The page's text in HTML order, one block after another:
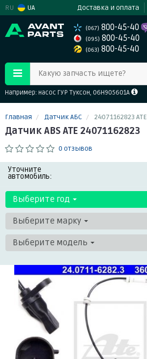
RU UA Доставка и оплата
(067) 800-45-40
(095) 800-45-40
(063) 800-45-40
Какую запчасть ищете?
Например: насос ГУР Туксон, 06H905601A
Главная Датчик АБС 24071162823 ATE
Датчик ABS ATE 24071162823
0 отзывов
Уточните
автомобиль:
Выберите год
Выберите марку
Выберите модель